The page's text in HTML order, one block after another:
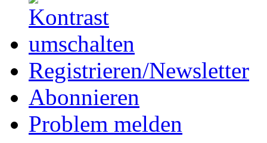
Registrieren/Newsletter
Abonnieren
Problem melden